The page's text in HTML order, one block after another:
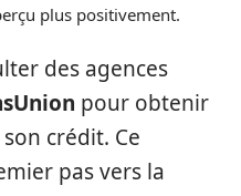
plus positivement.
des agences
pour obtenir
crédit. Ce
pas vers la